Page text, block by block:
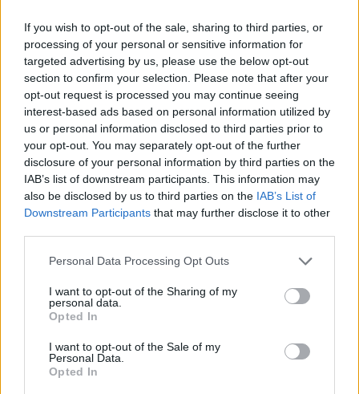
If you wish to opt-out of the sale, sharing to third parties, or
processing of your personal or sensitive information for
targeted advertising by us, please use the below opt-out
section to confirm your selection. Please note that after your
opt-out request is processed you may continue seeing
interest-based ads based on personal information utilized by
us or personal information disclosed to third parties prior to
your opt-out. You may separately opt-out of the further
disclosure of your personal information by third parties on the
IAB’s list of downstream participants. This information may
also be disclosed by us to third parties on the IAB’s List of
Downstream Participants that may further disclose it to other
Personal Data Processing Opt Outs
I want to opt-out of the Sharing of my
personal data.
Opted In
I want to opt-out of the Sale of my
Personal Data.
Opted In
Firmes
setmanarilebre.cat
30 de juliol de 2026
DEIXA UNA RESPOSTA
Comentari: